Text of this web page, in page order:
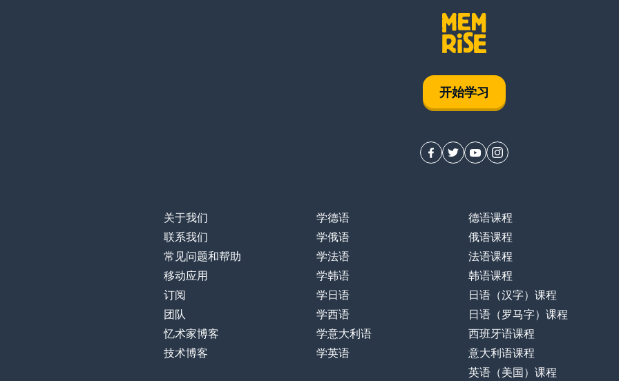
开始学习
关于我们
联系我们
常见问题和帮助
移动应用
订阅
团队
忆术家博客
技术博客
学德语
学俄语
学法语
学韩语
学日语
学西语
学意大利语
学英语
德语课程
俄语课程
法语课程
韩语课程
日语（汉字）课程
日语（罗马字）课程
西班牙语课程
意大利语课程
英语（美国）课程